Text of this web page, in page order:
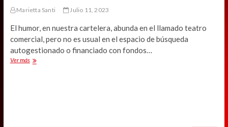
Marietta Santi Julio 11, 2023
El humor, en nuestra cartelera, abunda en el llamado teatro
comercial, pero no es usual en el espacio de búsqueda
autogestionado o financiado con fondos…
Ver más“El